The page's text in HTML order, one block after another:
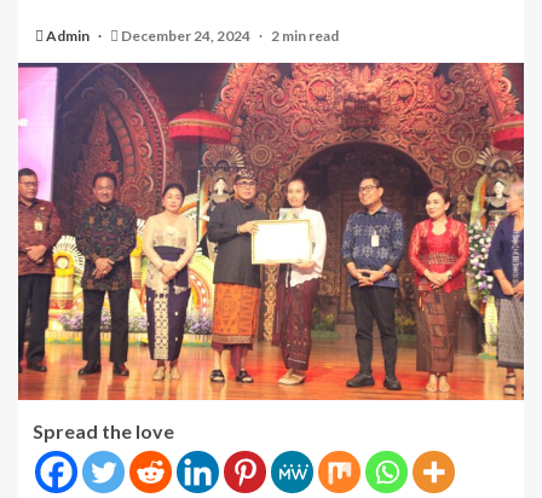
Admin December 24, 2024 2 min read
Spread the love